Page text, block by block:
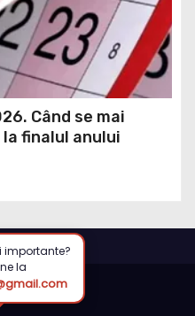
Când se mai
finalul anului
importante?
la